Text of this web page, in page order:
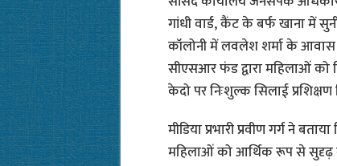
गांधी वार्ड, कैंट के बर्फ खाना में
कॉलोनी में लवलेश शर्मा के
सीएसआर फंड द्वारा महिलाओं को
केदो पर निःशुल्क सिलाई प्रशिक्षण
मीडिया प्रभारी प्रवीण गर्ग ने
महिलाओं को आर्थिक रूप से सुदृढ़